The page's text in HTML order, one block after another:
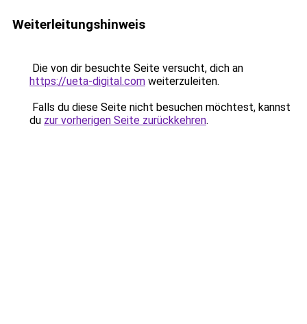
Weiterleitungshinweis
Die von dir besuchte Seite versucht, dich an
https://ueta-digital.com weiterzuleiten.
Falls du diese Seite nicht besuchen möchtest, kannst
du zur vorherigen Seite zurückkehren.